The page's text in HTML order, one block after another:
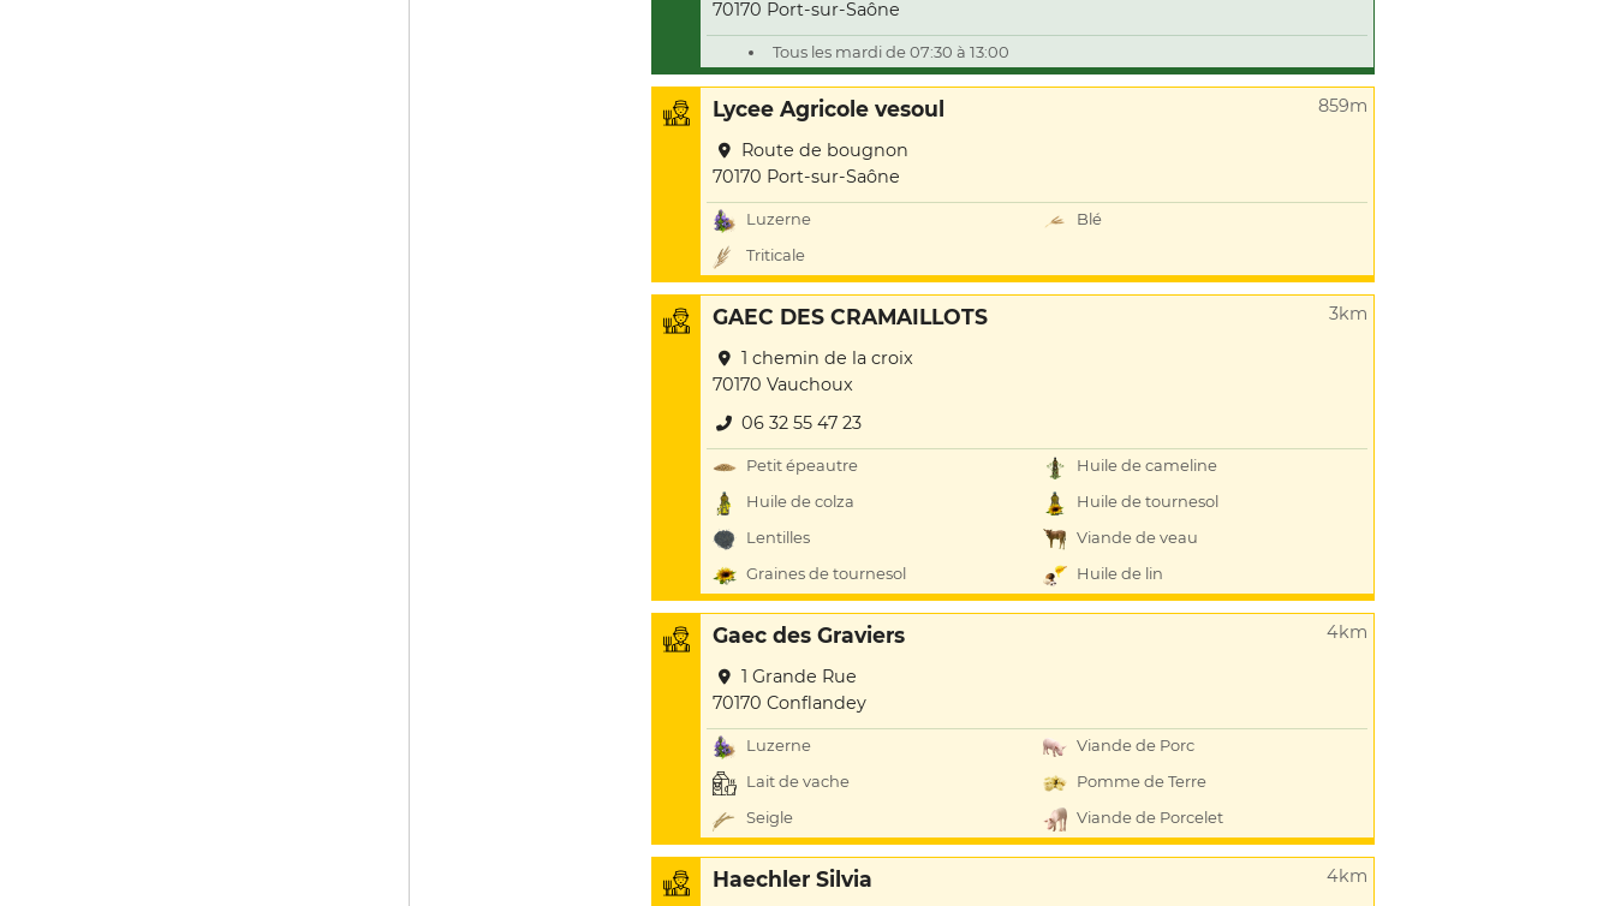
70170 Port-sur-Saône
Tous les mardi de 07:30 à 13:00
Lycee Agricole vesoul 859m
Route de bougnon
70170 Port-sur-Saône
Luzerne
Blé
Triticale
GAEC DES CRAMAILLOTS 3km
1 chemin de la croix
70170 Vauchoux
06 32 55 47 23
Petit épeautre
Huile de cameline
Huile de colza
Huile de tournesol
Lentilles
Viande de veau
Graines de tournesol
Huile de lin
Gaec des Graviers 4km
1 Grande Rue
70170 Conflandey
Luzerne
Viande de Porc
Lait de vache
Pomme de Terre
Seigle
Viande de Porcelet
Haechler Silvia 4km